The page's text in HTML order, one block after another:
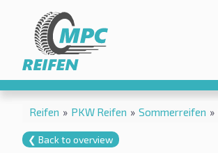
Reifen » PKW Reifen » Sommerreifen »
❮ Back to overview